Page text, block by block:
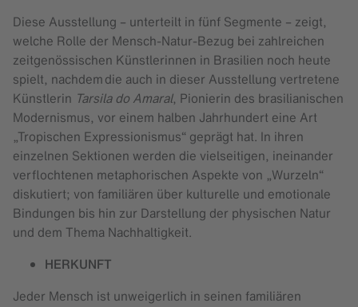
Diese Ausstellung – unterteilt in fünf Segmente – zeigt,
welche Rolle der Mensch-Natur-Bezug bei zahlreichen
zeitgenössischen Künstlerinnen in Brasilien noch heute
spielt, nachdem die auch in dieser Ausstellung vertretene
Künstlerin Tarsila do Amaral, Pionierin des brasilianischen
Modernismus, vor einem halben Jahrhundert eine Art
„Tropischen Expressionismus“ geprägt hat. In ihren
einzelnen Sektionen werden die vielseitigen, ineinander
verflochtenen metaphorischen Aspekte von „Wurzeln“
diskutiert; von familiären über kulturelle und emotionale
Bindungen bis hin zur Darstellung der physischen Natur
und dem Thema Nachhaltigkeit.
HERKUNFT
Jeder Mensch ist unweigerlich in seinen familiären